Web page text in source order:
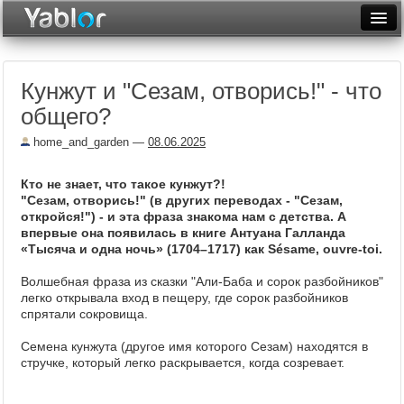
Неделя
Архив
Фототоп
Кунжут и "Сезам, отворись!" - что
общего?
home_and_garden — 08.06.2025
Кто не знает, что такое кунжут?!
"Сезам, отворись!" (в других переводах - "Сезам,
откройся!") - и эта фраза знакома нам с детства. А
впервые она появилась в книге Антуана Галланда
«Тысяча и одна ночь» (1704–1717) как Sésame, ouvre-toi.
Волшебная фраза из сказки "Али-Баба и сорок разбойников"
легко открывала вход в пещеру, где сорок разбойников
спрятали сокровища.
Семена кунжута (другое имя которого Сезам) находятся в
стручке, который легко раскрывается, когда созревает.